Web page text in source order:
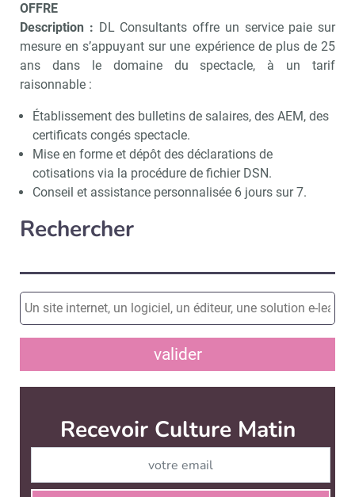
OFFRE
Description : DL Consultants offre un service paie sur
mesure en s’appuyant sur une expérience de plus de 25
ans dans le domaine du spectacle, à un tarif
raisonnable :
Établissement des bulletins de salaires, des AEM, des
certificats congés spectacle.
Mise en forme et dépôt des déclarations de
cotisations via la procédure de fichier DSN.
Conseil et assistance personnalisée 6 jours sur 7.
Rechercher
valider
Recevoir Culture Matin